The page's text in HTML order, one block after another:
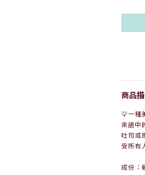
商品
💡一種
來語中
吐司或
受所有
成份：